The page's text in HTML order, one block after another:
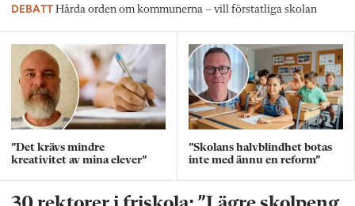
DEBATT Hårda orden om kommunerna – vill förstatliga skolan
”Det krävs mindre
kreativitet av mina elever”
”Skolans halvblindhet botas
inte med ännu en reform”